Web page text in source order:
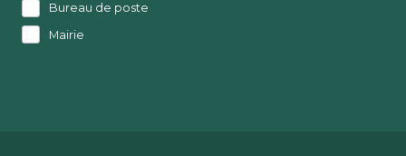
Bureau de poste
Mairie